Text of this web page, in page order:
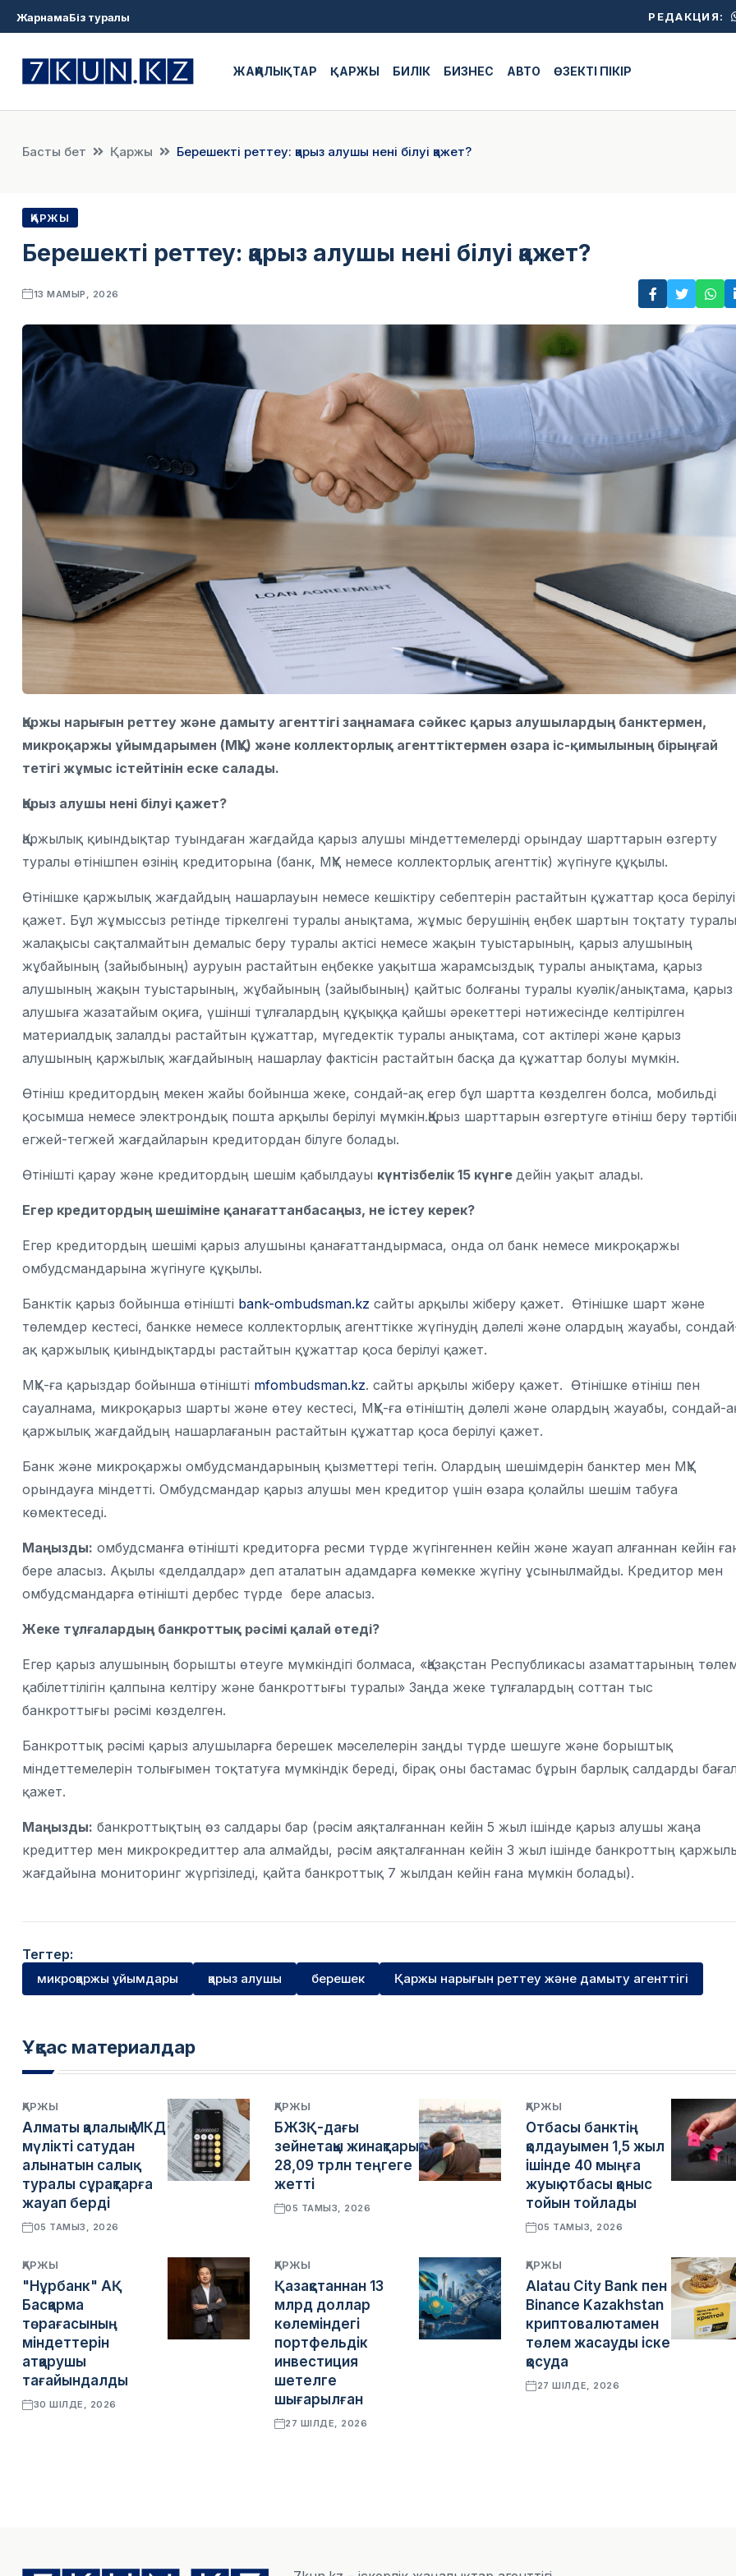
ЖарнамаБіз туралы РЕДАКЦИЯ:
ЖАҢАЛЫҚТАР ҚАРЖЫ БИЛІК БИЗНЕС АВТО ӨЗЕКТІ ПІКІР
Басты бет Қаржы Берешекті реттеу: қарыз алушы нені білуі қажет?
ҚАРЖЫ
Берешекті реттеу: қарыз алушы нені білуі қажет?
13 МАМЫР, 2026
Қаржы нарығын реттеу және дамыту агенттігі заңнамаға сәйкес қарыз алушылардың банктермен,
микроқаржы ұйымдарымен (МҚҰ) және коллекторлық агенттіктермен өзара іс-қимылының бірыңғай
тетігі жұмыс істейтінін еске салады.
Қарыз алушы нені білуі қажет?
Қаржылық қиындықтар туындаған жағдайда қарыз алушы міндеттемелерді орындау шарттарын өзгерту
туралы өтінішпен өзінің кредиторына (банк, МҚҰ немесе коллекторлық агенттік) жүгінуге құқылы.
Өтінішке қаржылық жағдайдың нашарлауын немесе кешіктіру себептерін растайтын құжаттар қоса берілуі
қажет. Бұл жұмыссыз ретінде тіркелгені туралы анықтама, жұмыс берушінің еңбек шартын тоқтату
жалақысы сақталмайтын демалыс беру туралы актісі немесе жақын туыстарының, қарыз алушының
жұбайының (зайыбының) ауруын растайтын еңбекке уақытша жарамсыздық туралы анықтама, қарыз
алушының жақын туыстарының, жұбайының (зайыбының) қайтыс болғаны туралы куәлік/анықтама, қарыз
алушыға жазатайым оқиға, үшінші тұлғалардың құқыққа қайшы әрекеттері нәтижесінде келтірілген
материалдық залалды растайтын құжаттар, мүгедектік туралы анықтама, сот актілері және қарыз
алушының қаржылық жағдайының нашарлау фактісін растайтын басқа да құжаттар болуы мүмкін.
Өтініш кредитордың мекен жайы бойынша жеке, сондай-ақ егер бұл шартта көзделген болса, мобильді
қосымша немесе электрондық пошта арқылы берілуі мүмкін.Қарыз шарттарын өзгертуге өтініш беру
егжей-тегжей жағдайларын кредитордан білуге болады.
Өтінішті қарау және кредитордың шешім қабылдауы күнтізбелік 15 күнге дейін уақыт алады.
Егер кредитордың шешіміне қанағаттанбасаңыз, не істеу керек?
Егер кредитордың шешімі қарыз алушыны қанағаттандырмаса, онда ол банк немесе микроқаржы
омбудсмандарына жүгінуге құқылы.
Банктік қарыз бойынша өтінішті bank-ombudsman.kz сайты арқылы жіберу қажет. Өтінішке шарт және
төлемдер кестесі, банкке немесе коллекторлық агенттікке жүгінудің дәлелі және олардың жауабы,
ақ қаржылық қиындықтарды растайтын құжаттар қоса берілуі қажет.
МҚҰ-ға қарыздар бойынша өтінішті mfombudsman.kz. сайты арқылы жіберу қажет. Өтінішке өтініш пен
сауалнама, микроқарыз шарты және өтеу кестесі, МҚҰ-ға өтініштің дәлелі және олардың жауабы, сондай-
қаржылық жағдайдың нашарлағанын растайтын құжаттар қоса берілуі қажет.
Банк және микроқаржы омбудсмандарының қызметтері тегін. Олардың шешімдерін банктер мен МҚҰ
орындауға міндетті. Омбудсмандар қарыз алушы мен кредитор үшін өзара қолайлы шешім табуға
көмектеседі.
Маңызды: омбудсманға өтінішті кредиторға ресми түрде жүгінгеннен кейін және жауап алғаннан кейін
бере аласыз. Ақылы «делдалдар» деп аталатын адамдарға көмекке жүгіну ұсынылмайды. Кредитор мен
омбудсмандарға өтінішті дербес түрде бере аласыз.
Жеке тұлғалардың банкроттық рәсімі қалай өтеді?
Егер қарыз алушының борышты өтеуге мүмкіндігі болмаса, «Қазақстан Республикасы азаматтарының
қабілеттілігін қалпына келтіру және банкроттығы туралы» Заңда жеке тұлғалардың соттан тыс
банкроттығы рәсімі көзделген.
Банкроттық рәсімі қарыз алушыларға берешек мәселелерін заңды түрде шешуге және борыштық
міндеттемелерін толығымен тоқтатуға мүмкіндік береді, бірақ оны бастамас бұрын барлық салдарды
қажет.
Маңызды: банкроттықтың өз салдары бар (рәсім аяқталғаннан кейін 5 жыл ішінде қарыз алушы жаңа
кредиттер мен микрокредиттер ала алмайды, рәсім аяқталғаннан кейін 3 жыл ішінде банкроттың
жағдайына мониторинг жүргізіледі, қайта банкроттық 7 жылдан кейін ғана мүмкін болады).
Тегтер:
микроқаржы ұйымдары қарыз алушы берешек Қаржы нарығын реттеу және дамыту агенттігі
Ұқсас материалдар
ҚАРЖЫ
Алматы қалалық МКД
мүлікті сатудан
алынатын салық
туралы сұрақтарға
жауап берді
05 ТАМЫЗ, 2026
ҚАРЖЫ
БЖЗҚ-дағы
зейнетақы жинақтары
28,09 трлн теңгеге
жетті
05 ТАМЫЗ, 2026
ҚАРЖЫ
Отбасы банктің
қолдауымен 1,5 жыл
ішінде 40 мыңға
жуық отбасы қоныс
тойын тойлады
05 ТАМЫЗ, 2026
ҚАРЖЫ
"Нұрбанк" АҚ
Басқарма
төрағасының
міндеттерін
атқарушы
тағайындалды
30 ШІЛДЕ, 2026
ҚАРЖЫ
Қазақстаннан 13
млрд доллар
көлеміндегі
портфельдік
инвестиция
шетелге
шығарылған
27 ШІЛДЕ, 2026
ҚАРЖЫ
Alatau City Bank пен
Binance Kazakhstan
криптовалютамен
төлем жасауды іске
қосуда
27 ШІЛДЕ, 2026